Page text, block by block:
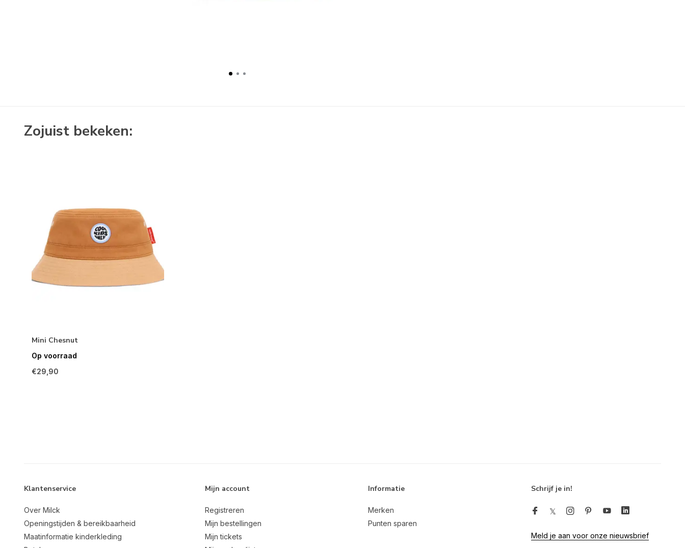
Zojuist bekeken:
Mini Chesnut
Op voorraad
€29,90
Klantenservice
Over Milck
Openingstijden & bereikbaarheid
Maatinformatie kinderkleding
Mijn account
Registreren
Mijn bestellingen
Mijn tickets
Informatie
Merken
Punten sparen
Schrijf je in!
Meld je aan voor onze nieuwsbrief